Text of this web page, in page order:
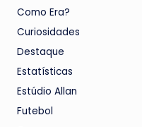
Como Era?
Curiosidades
Destaque
Estatísticas
Estúdio Allan
Futebol